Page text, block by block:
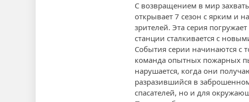
С возвращением в мир
открывает 7 сезон с ярким и
зрителей. Эта серия
станции сталкивается с
События серии начинаются с
команда опытных пожарных
нарушается, когда они
разразившийся в
спасателей, но и для